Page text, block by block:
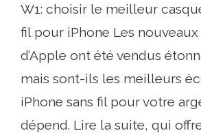
W1: choisir le meilleur
fil pour iPhone Les nouveaux
d’Apple ont été vendus
mais sont-ils les meilleurs
iPhone sans fil pour votre
dépend. Lire la suite, qui